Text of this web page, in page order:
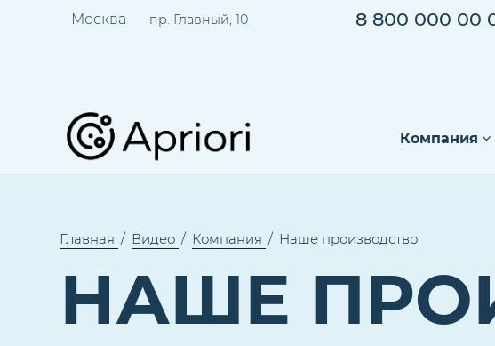
Москва пр. Главный, 10 8 800 000 00
Компания
Главная Видео Компания Наше производство
НАШЕ